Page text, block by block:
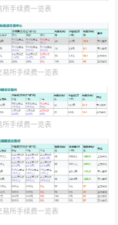
所手续费一览表
易所手续费一览表
所手续费一览表
易所手续费一览表